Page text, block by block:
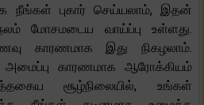
நீங்கள் புகார் செய்யலாம், இதன்
மோசமடைய வாய்ப்பு உள்ளது.
காரணமாக இது நிகழலாம்.
அமைப்பு காரணமாக ஆரோக்கியம்
சூழ்நிலையில், உங்கள்